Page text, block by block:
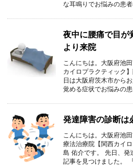
な耳鳴りでお悩みの患
夜中に腰痛で目が
より来院
こんにちは。大阪府池
カイロプラクティック
日は大阪府茨木市から
覚める症状でお悩みの
発達障害の診断は
こんにちは。大阪府池
療法治療院【関西カイ
島 佑介です。 先日、発
記事を見つけました。